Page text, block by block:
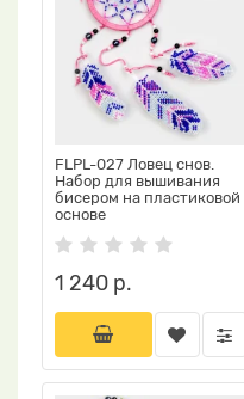
FLPL-027 Ловец снов.
Набор для вышивания
бисером на пластиковой
основе
1 240 р.